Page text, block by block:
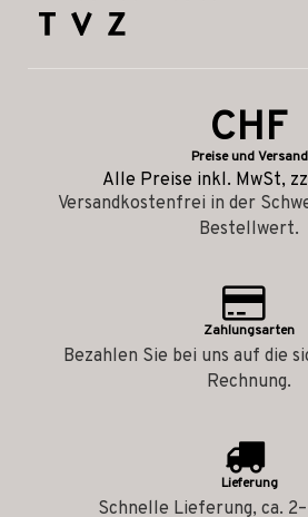
CHF
Preise und Versand
Alle Preise inkl. MwSt,
Versandkostenfrei in der
Bestellwert.
Zahlungsarten
Bezahlen Sie bei uns auf die
Rechnung.
Lieferung
Schnelle Lieferung, ca.